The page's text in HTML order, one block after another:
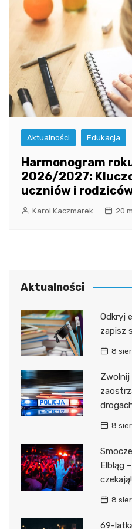
Aktualności Edukacja
Harmonogram
2026/2027:
uczniów i
Karol Kaczmarek 20
Aktualności
Odkryj
zapisz
8
Zwolnij
8
Elbląg
czekają!
8
69-